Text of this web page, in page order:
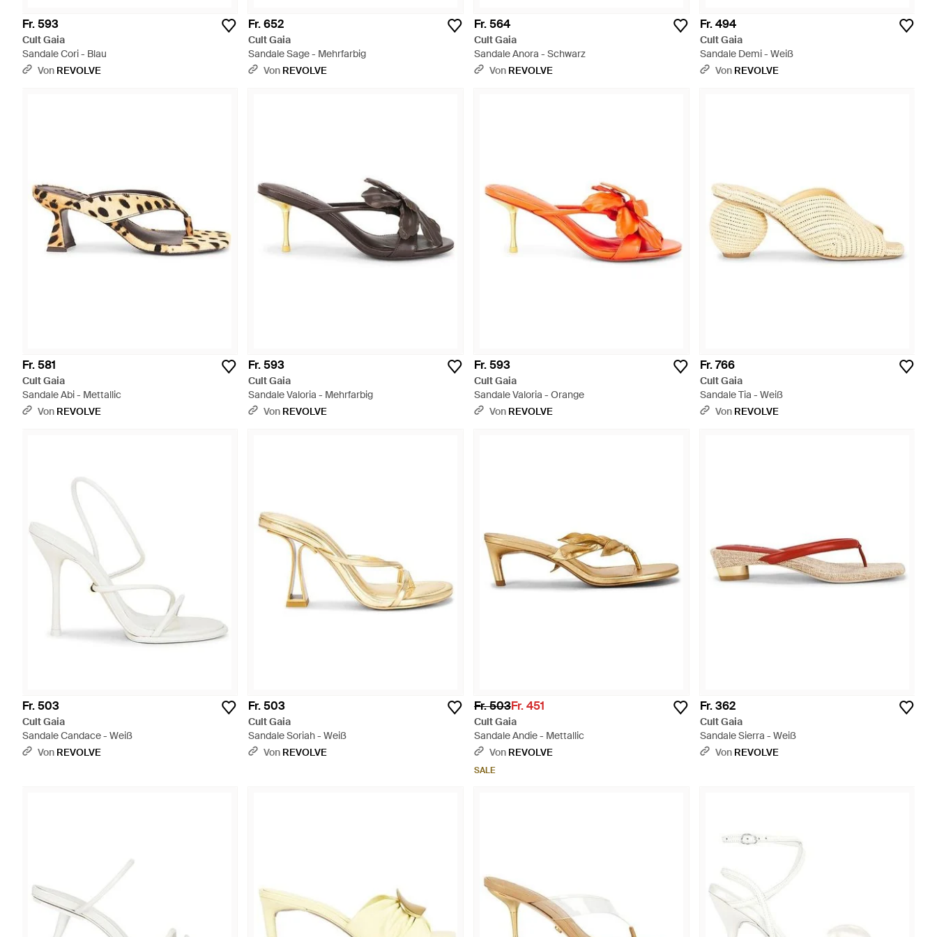
Fr. 593
Cult Gaia
Sandale Cori - Blau
Von REVOLVE
Fr. 652
Cult Gaia
Sandale Sage - Mehrfarbig
Von REVOLVE
Fr. 564
Cult Gaia
Sandale Anora - Schwarz
Von REVOLVE
Fr. 494
Cult Gaia
Sandale Demi - Weiß
Von REVOLVE
Fr. 581
Cult Gaia
Sandale Abi - Mettallic
Von REVOLVE
Fr. 593
Cult Gaia
Sandale Valoria - Mehrfarbig
Von REVOLVE
Fr. 593
Cult Gaia
Sandale Valoria - Orange
Von REVOLVE
Fr. 766
Cult Gaia
Sandale Tia - Weiß
Von REVOLVE
Fr. 503
Cult Gaia
Sandale Candace - Weiß
Von REVOLVE
Fr. 503
Cult Gaia
Sandale Soriah - Weiß
Von REVOLVE
Fr. 503Fr. 451
Cult Gaia
Sandale Andie - Mettallic
Von REVOLVE
SALE
Fr. 362
Cult Gaia
Sandale Sierra - Weiß
Von REVOLVE